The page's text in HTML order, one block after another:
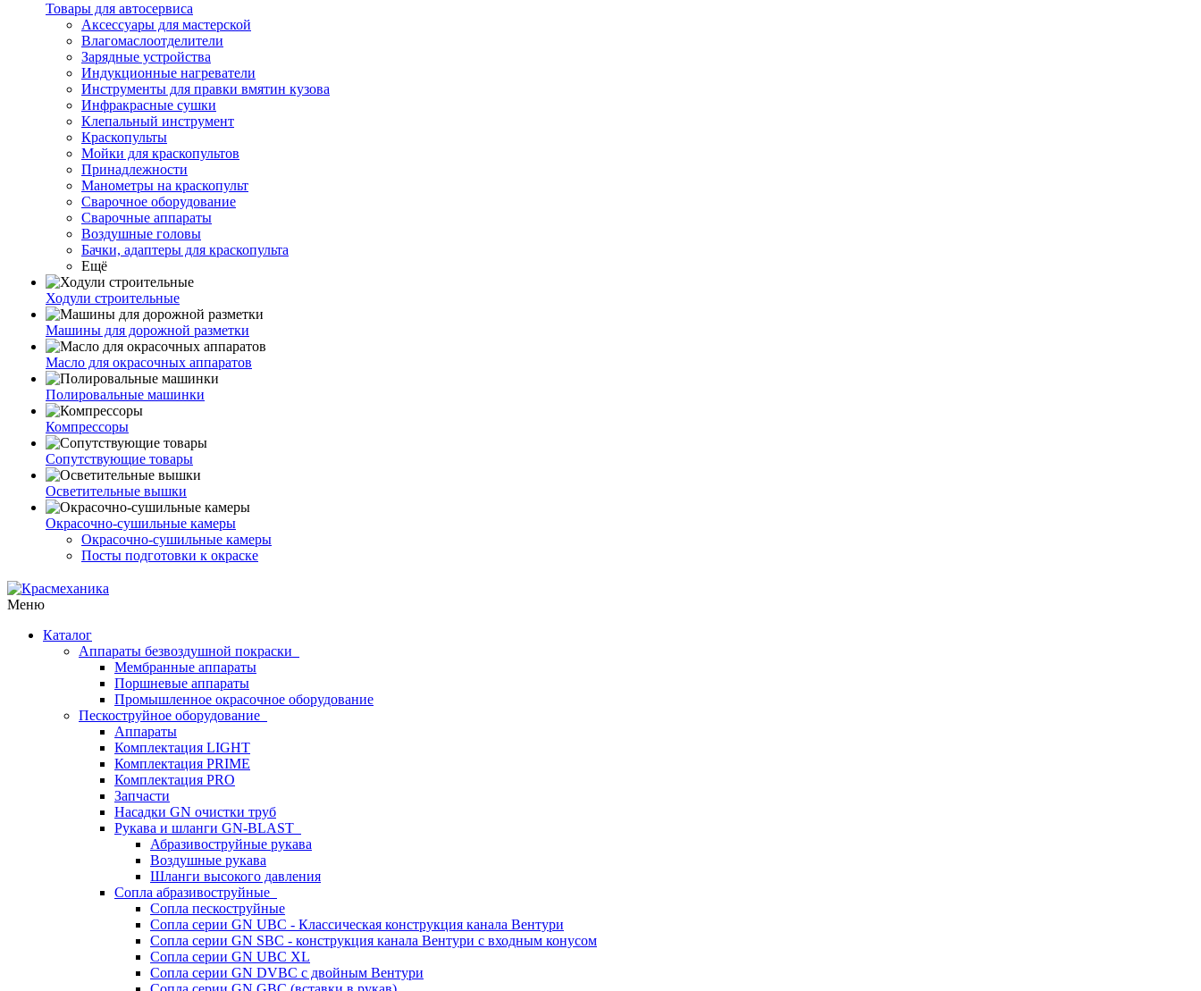
Товары для автосервиса
Аксессуары для мастерской
Влагомаслоотделители
Зарядные устройства
Индукционные нагреватели
Инструменты для правки вмятин кузова
Инфракрасные сушки
Клепальный инструмент
Краскопульты
Мойки для краскопультов
Принадлежности
Манометры на краскопульт
Сварочное оборудование
Сварочные аппараты
Воздушные головы
Бачки, адаптеры для краскопульта
Ещё
Ходули строительные
Машины для дорожной разметки
Масло для окрасочных аппаратов
Полировальные машинки
Компрессоры
Сопутствующие товары
Осветительные вышки
Окрасочно-сушильные камеры
Окрасочно-сушильные камеры
Посты подготовки к окраске
Меню
Каталог
Аппараты безвоздушной покраски
Мембранные аппараты
Поршневые аппараты
Промышленное окрасочное оборудование
Пескоструйное оборудование
Аппараты
Комплектация LIGHT
Комплектация PRIME
Комплектация PRO
Запчасти
Насадки GN очистки труб
Рукава и шланги GN-BLAST
Абразивоструйные рукава
Воздушные рукава
Шланги высокого давления
Сопла абразивоструйные
Сопла пескоструйные
Сопла серии GN UBC - Классическая конструкция канала Вентури
Сопла серии GN SBC - конструкция канала Вентури c входным конусом
Сопла серии GN UBC XL
Сопла серии GN DVBC с двойным Вентури